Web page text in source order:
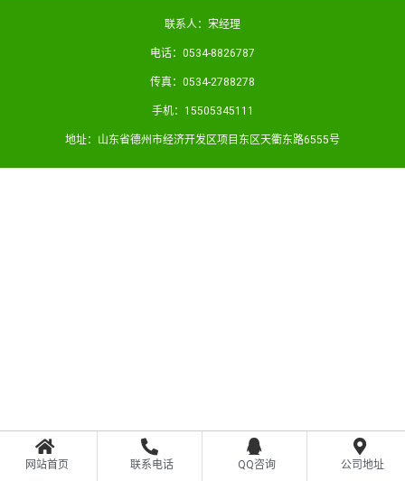
联系人：宋经理
电话：0534-8826787
传真：0534-2788278
手机：15505345111
地址：山东省德州市经济开发区项目东区天衢东路6555号
网站首页 联系电话 QQ咨询 公司地址